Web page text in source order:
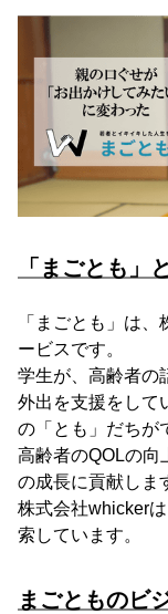
「まごとも」
「まごとも」は
ービスです。
学生が、高齢者の
外出を支援をして
の「とも」だちが
高齢者のQOLの向
の成長に貢献しま
株式会社whicker
索しています。
まごとものビ